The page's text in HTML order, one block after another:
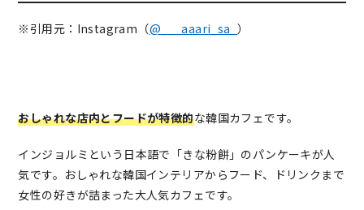
※引用元：Instagram（@___aaari_sa_）
おしゃれな店内とフードが特徴的な韓国カフェです。
インジョルミという日本語で「きな粉餅」のパンケーキが人
気です。おしゃれな韓国インテリアからフード、ドリンクまで
女性の好きが詰まった大人気カフェです。